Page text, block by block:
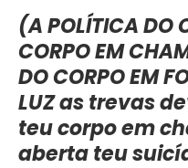
(A POLÍTICA DO
CORPO EM
DO CORPO EM
LUZ as trevas
teu corpo em
aberta teu